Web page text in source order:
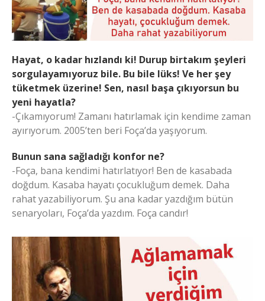
Hayat, o kadar hızlandı ki! Durup birtakım şeyleri
sorgulayamıyoruz bile. Bu bile lüks! Ve her şey
tüketmek üzerine! Sen, nasıl başa çıkıyorsun bu
yeni hayatla?
-Çıkamıyorum! Zamanı hatırlamak için kendime zaman
ayırıyorum. 2005’ten beri Foça’da yaşıyorum.
Bunun sana sağladığı konfor ne?
-Foça, bana kendimi hatırlatıyor! Ben de kasabada
doğdum. Kasaba hayatı çocukluğum demek. Daha
rahat yazabiliyorum. Şu ana kadar yazdığım bütün
senaryoları, Foça’da yazdım. Foça candır!